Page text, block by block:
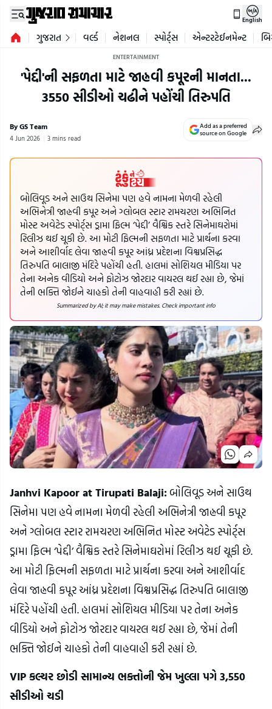
English
ગુજરાત વર્લ્ડ નેશનલ સ્પોર્ટ્સ એન્ટરટેઈનમેન્ટ
ENTERTAINMENT
'પેદ્દી'ની સફળતા માટે જાહ્નવી કપૂરની માનતા...
3550 સીડીઓ ચઢીને પહોંચી તિરુપતિ
By GS Team
4 Jun 2026 3 mins read
Add as a preferred
source on Google
બોલિવૂડ અને સાઉથ સિનેમા પણ હવે નામના મેળવી રહેલી
અભિનેત્રી જાહ્નવી કપૂર અને ગ્લોબલ સ્ટાર રામચરણ અભિનિત
મોસ્ટ અવેટેડ સ્પોર્ટ્સ ડ્રામા ફિલ્મ ‘પેદ્દી’ વૈશ્વિક સ્તરે સિનેમાઘરોમાં
રિલીઝ થઈ ચૂકી છે. આ મોટી ફિલ્મની સફળતા માટે પ્રાર્થના કરવા
અને આશીર્વાદ લેવા જાહ્નવી કપૂર આંધ્ર પ્રદેશના વિશ્વપ્રસિદ્ધ
તિરુપતિ બાલાજી મંદિરે પહોંચી હતી. હાલમાં સોશિયલ મીડિયા પર
તેના અનેક વીડિયો અને ફોટોઝ જોરદાર વાયરલ થઈ રહ્યા છે, જેમાં
તેની ભક્તિ જોઈને ચાહકો તેની વાહવાહી કરી રહ્યાં છે.
Summarized by AI; it may make mistakes. Check important info
Janhvi Kapoor at Tirupati Balaji:બોલિવૂડ અને સાઉથ
સિનેમા પણ હવે નામના મેળવી રહેલી અભિનેત્રી જાહ્નવી કપૂર
અને ગ્લોબલ સ્ટાર રામચરણ અભિનિત મોસ્ટ અવેટેડ સ્પોર્ટ્સ
ડ્રામા ફિલ્મ ‘પેદ્દી’ વૈશ્વિક સ્તરે સિનેમાઘરોમાં રિલીઝ થઈ ચૂકી છે.
આ મોટી ફિલ્મની સફળતા માટે પ્રાર્થના કરવા અને આશીર્વાદ
લેવા જાહ્નવી કપૂર આંધ્ર પ્રદેશના વિશ્વપ્રસિદ્ધ તિરુપતિ બાલાજી
મંદિરે પહોંચી હતી. હાલમાં સોશિયલ મીડિયા પર તેના અનેક
વીડિયો અને ફોટોઝ જોરદાર વાયરલ થઈ રહ્યા છે, જેમાં તેની
ભક્તિ જોઈને ચાહકો તેની વાહવાહી કરી રહ્યાં છે.
VIP કલ્ચર છોડી સામાન્ય ભક્તોની જેમ ખુલ્લા પગે 3,550
સીડીઓ ચડી